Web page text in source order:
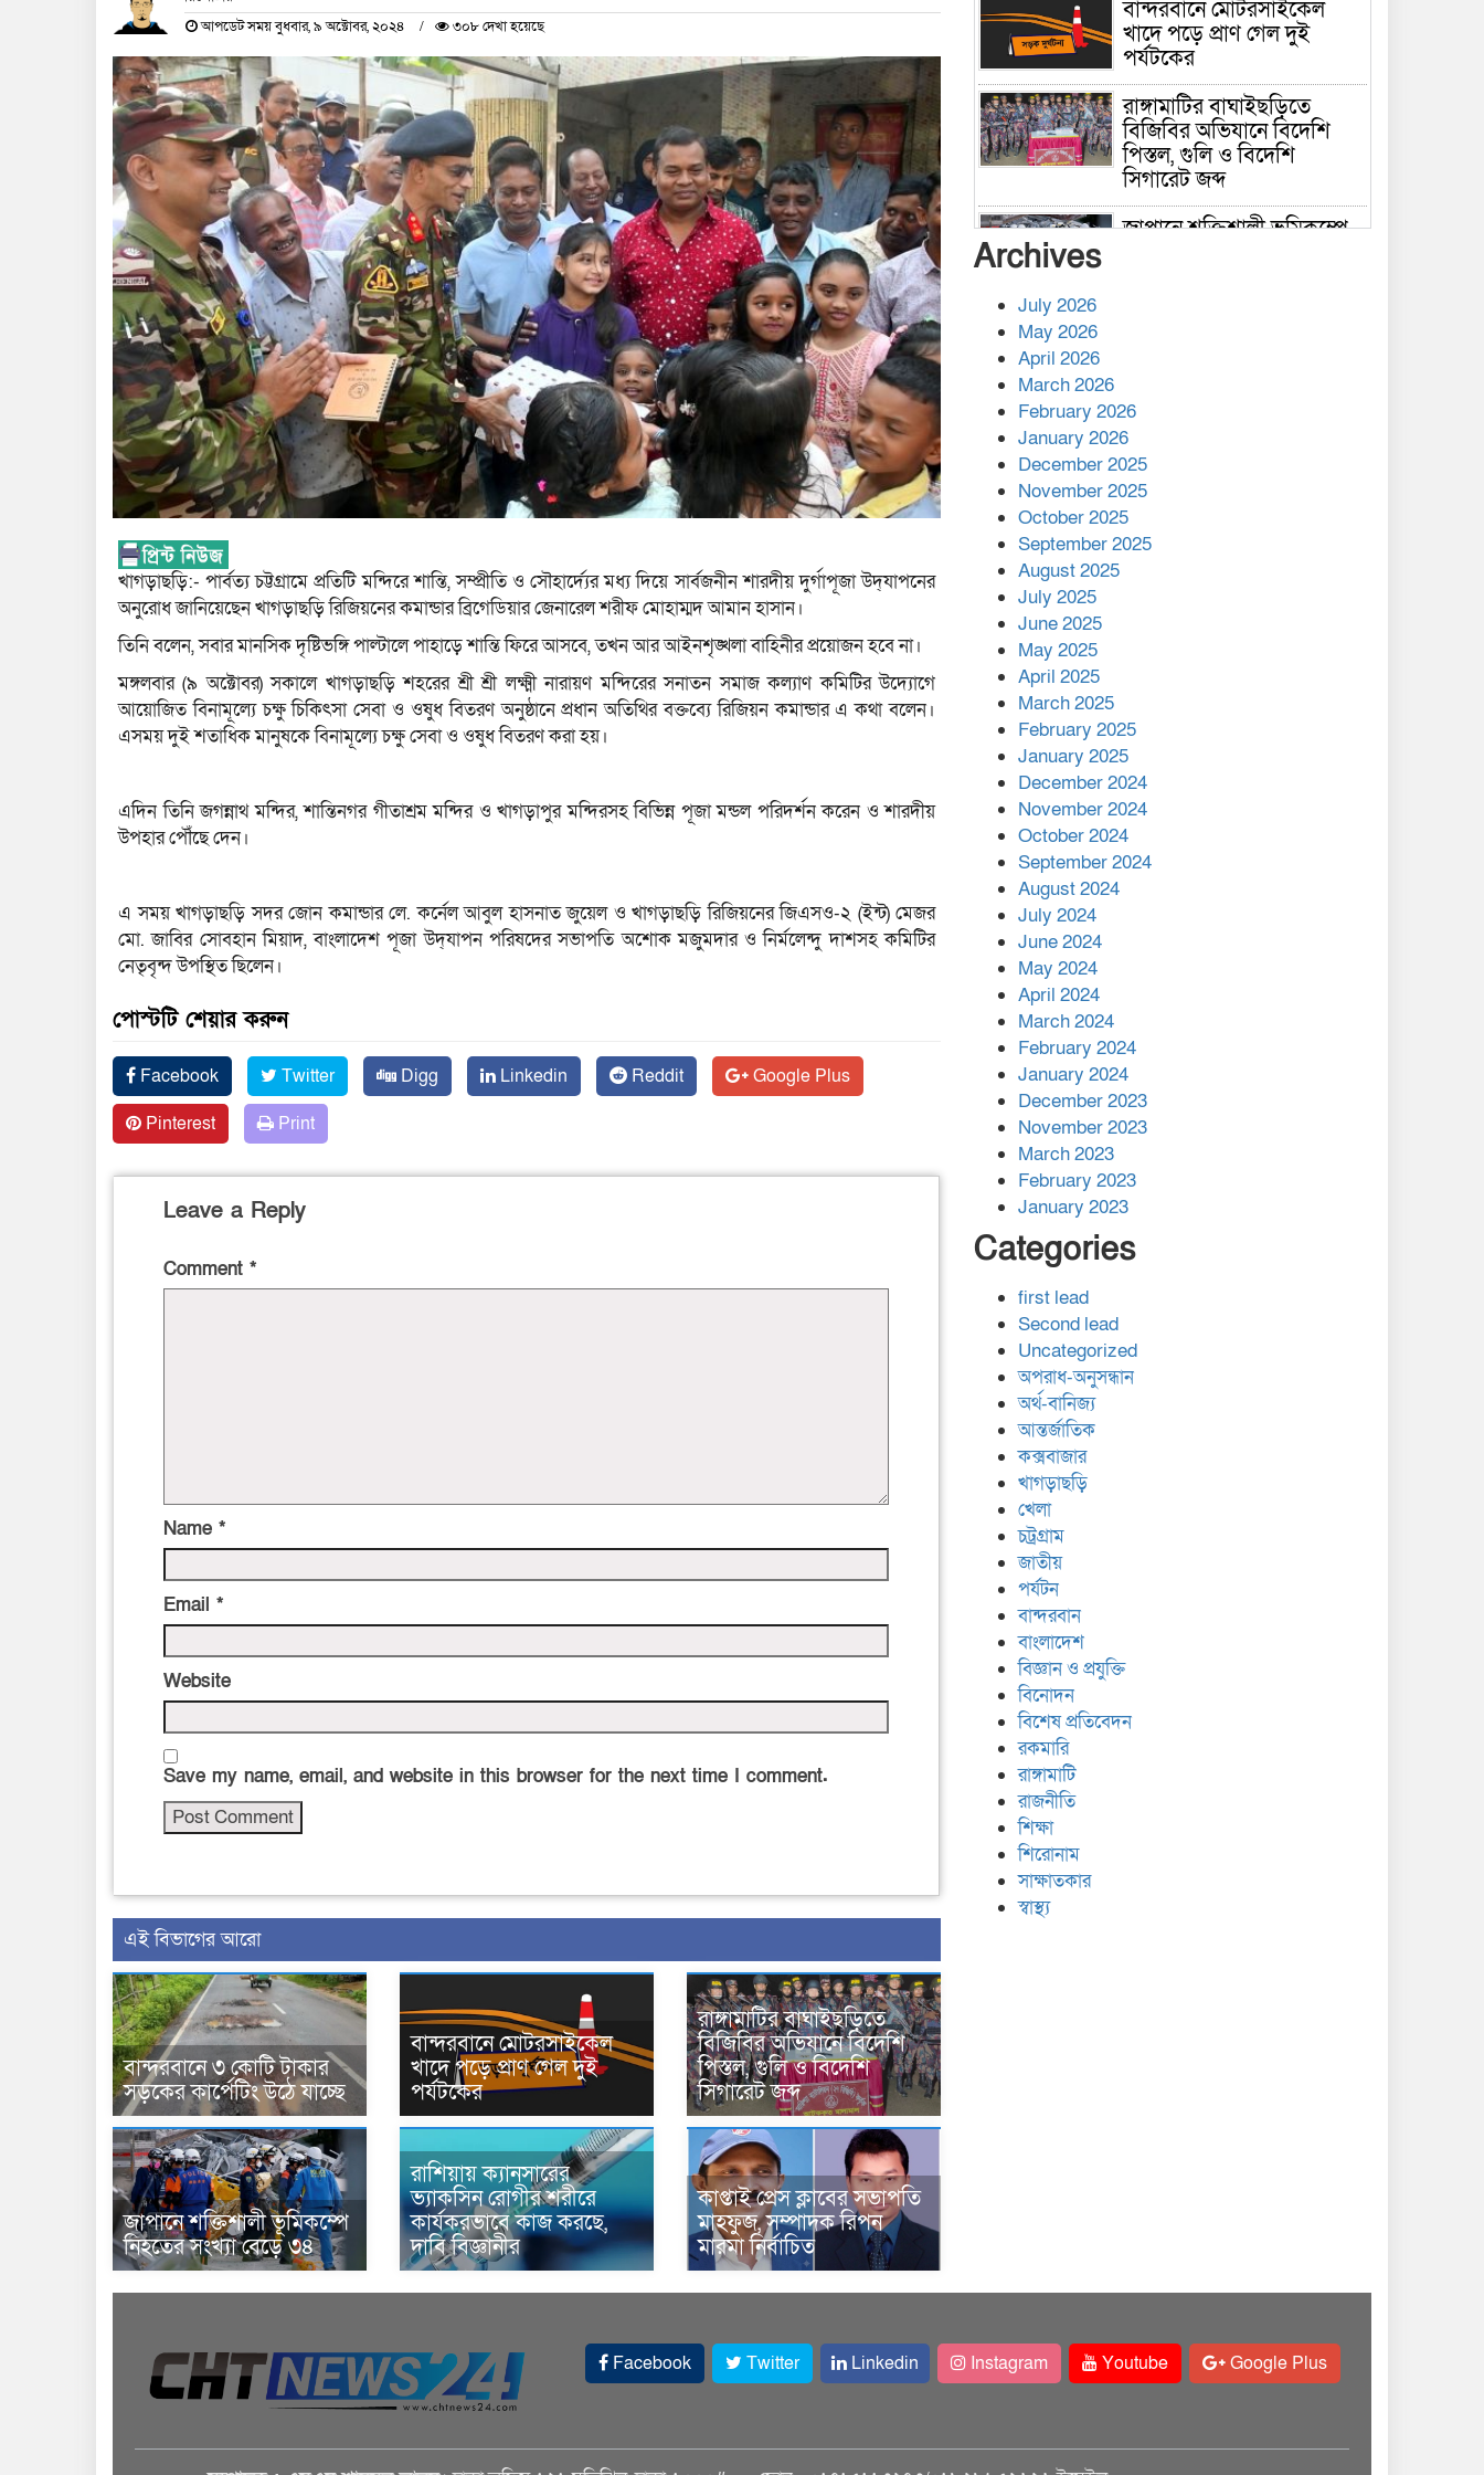
আপডেট সময় বুধবার, ৯ অক্টোবর, ২০২৪ ৩০৮ দেখা হয়েছে
খাগড়াছড়ি:- পার্বত্য চট্টগ্রামে প্রতিটি মন্দিরে শান্তি, সম্প্রীতি ও সৌহার্দ্যের মধ্য দিয়ে সার্বজনীন শারদীয় দুর্গাপূজা উদ্‌যাপনের
অনুরোধ জানিয়েছেন খাগড়াছড়ি রিজিয়নের কমান্ডার ব্রিগেডিয়ার জেনারেল শরীফ মোহাম্মদ আমান হাসান।
তিনি বলেন, সবার মানসিক দৃষ্টিভঙ্গি পাল্টালে পাহাড়ে শান্তি ফিরে আসবে, তখন আর আইনশৃঙ্খলা বাহিনীর প্রয়োজন হবে না।
মঙ্গলবার (৯ অক্টোবর) সকালে খাগড়াছড়ি শহরের শ্রী শ্রী লক্ষ্মী নারায়ণ মন্দিরের সনাতন সমাজ কল্যাণ কমিটির উদ্যোগে
আয়োজিত বিনামূল্যে চক্ষু চিকিৎসা সেবা ও ওষুধ বিতরণ অনুষ্ঠানে প্রধান অতিথির বক্তব্যে রিজিয়ন কমান্ডার এ কথা বলেন।
এসময় দুই শতাধিক মানুষকে বিনামূল্যে চক্ষু সেবা ও ওষুধ বিতরণ করা হয়।
এদিন তিনি জগন্নাথ মন্দির, শান্তিনগর গীতাশ্রম মন্দির ও খাগড়াপুর মন্দিরসহ বিভিন্ন পূজা মন্ডল পরিদর্শন করেন ও শারদীয়
উপহার পৌঁছে দেন।
এ সময় খাগড়াছড়ি সদর জোন কমান্ডার লে. কর্নেল আবুল হাসনাত জুয়েল ও খাগড়াছড়ি রিজিয়নের জিএসও-২ (ইন্ট) মেজর
মো. জাবির সোবহান মিয়াদ, বাংলাদেশ পূজা উদ্‌যাপন পরিষদের সভাপতি অশোক মজুমদার ও নির্মলেন্দু দাশসহ কমিটির
নেতৃবৃন্দ উপস্থিত ছিলেন।
পোস্টটি শেয়ার করুন
Facebook Twitter Digg Linkedin Reddit
Google Plus
Pinterest
Print
Leave a Reply
Comment *
Name *
Email *
Website
Save my name, email, and website in this browser for the next time I comment.
এই বিভাগের আরো
বান্দরবানে ৩ কোটি টাকার
সড়কের কার্পেটিং উঠে যাচ্ছে
বান্দরবানে মোটরসাইকেল
খাদে পড়ে প্রাণ গেল দুই
পর্যটকের
রাঙ্গামাটির বাঘাইছড়িতে
বিজিবির অভিযানে বিদেশি
পিস্তল, গুলি ও বিদেশি
সিগারেট জব্দ
জাপানে শক্তিশালী ভূমিকম্পে
নিহতের সংখ্যা বেড়ে ৩৪
রাশিয়ায় ক্যানসারের
ভ্যাকসিন রোগীর শরীরে
কার্যকরভাবে কাজ করছে,
দাবি বিজ্ঞানীর
কাপ্তাই প্রেস ক্লাবের সভাপতি
মাহফুজ, সম্পাদক রিপন
মারমা নির্বাচিত
বান্দরবানে মোটরসাইকেল
খাদে পড়ে প্রাণ গেল দুই
পর্যটকের
রাঙ্গামাটির বাঘাইছড়িতে
বিজিবির অভিযানে বিদেশি
পিস্তল, গুলি ও বিদেশি
সিগারেট জব্দ
জাপানে শক্তিশালী ভূমিকম্পে
কাপ্তাই প্রেস ক্লাবের সভাপতি
মাহফুজ, সম্পাদক রিপন মারমা
নির্বাচিত
মালয়েশিয়ার প্রধানমন্ত্রীকে চিঠি
দেয়ার পর ফোন তারেক
রহমানের,গ্যাস সঙ্কট
মোকাবিলায় সহায়তার আশ্বাস
এক বিলিয়ন ডলার বিনিয়োগ
হবে আনোয়ারায়
বান্দরবানে বন্যায় ক্ষতিগ্রস্তদের
মাঝে সহায়তা দিলেন সাচিং প্রু
জেরী
Archives
July 2026
May 2026
April 2026
March 2026
February 2026
January 2026
December 2025
November 2025
October 2025
September 2025
August 2025
July 2025
June 2025
May 2025
April 2025
March 2025
February 2025
January 2025
December 2024
November 2024
October 2024
September 2024
August 2024
July 2024
June 2024
May 2024
April 2024
March 2024
February 2024
January 2024
December 2023
November 2023
March 2023
February 2023
January 2023
Categories
first lead
Second lead
Uncategorized
অপরাধ-অনুসন্ধান
অর্থ-বানিজ্য
আন্তর্জাতিক
কক্সবাজার
খাগড়াছড়ি
খেলা
চট্রগ্রাম
জাতীয়
পর্যটন
বান্দরবান
বাংলাদেশ
বিজ্ঞান ও প্রযুক্তি
বিনোদন
বিশেষ প্রতিবেদন
রকমারি
রাঙ্গামাটি
রাজনীতি
শিক্ষা
শিরোনাম
সাক্ষাতকার
স্বাস্থ্য
Facebook Twitter Linkedin Instagram Youtube Google Plus